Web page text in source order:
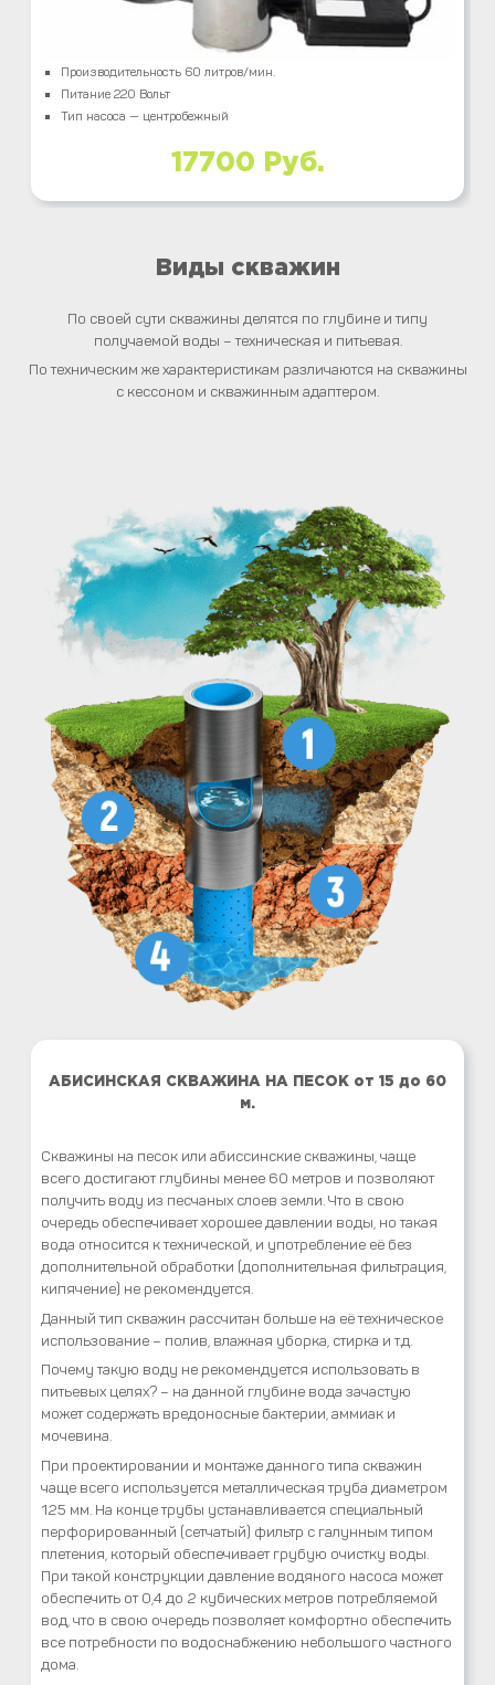
Производительность 60 литров/мин.
Питание 220 Вольт
Тип насоса — центробежный
17700 Руб.
Виды скважин
По своей сути скважины делятся по глубине и типу
получаемой воды – техническая и питьевая.
По техническим же характеристикам различаются на скважины
с кессоном и скважинным адаптером.
АБИСИНСКАЯ СКВАЖИНА НА ПЕСОК от 15 до 60
м.
Скважины на песок или абиссинские скважины, чаще
всего достигают глубины менее 60 метров и позволяют
получить воду из песчаных слоев земли. Что в свою
очередь обеспечивает хорошее давлении воды, но такая
вода относится к технической, и употребление её без
дополнительной обработки (дополнительная фильтрация,
кипячение) не рекомендуется.
Данный тип скважин рассчитан больше на её техническое
использование – полив, влажная уборка, стирка и т.д.
Почему такую воду не рекомендуется использовать в
питьевых целях? – на данной глубине вода зачастую
может содержать вредоносные бактерии, аммиак и
мочевина.
При проектировании и монтаже данного типа скважин
чаще всего используется металлическая труба диаметром
125 мм. На конце трубы устанавливается специальный
перфорированный (сетчатый) фильтр с галунным типом
плетения, который обеспечивает грубую очистку воды.
При такой конструкции давление водяного насоса может
обеспечить от 0,4 до 2 кубических метров потребляемой
вод, что в свою очередь позволяет комфортно обеспечить
все потребности по водоснабжению небольшого частного
дома.